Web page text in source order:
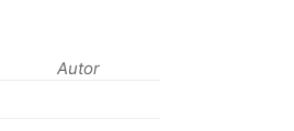
Autor